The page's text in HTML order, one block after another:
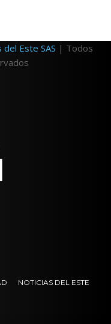
del Este SAS | Todos
NOTICIAS DEL ESTE